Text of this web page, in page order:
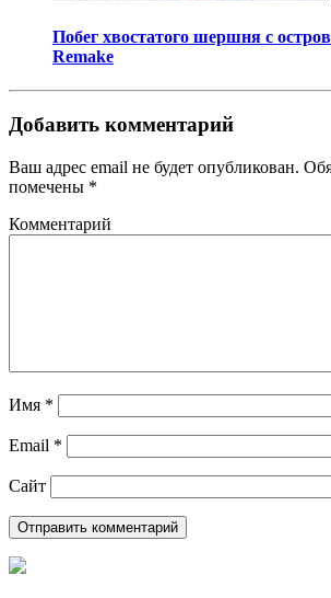
Побег хвостатого шершня с
Remake
Добавить комментарий
Ваш адрес email не будет опубликован.
помечены *
Комментарий
Имя *
Email *
Сайт